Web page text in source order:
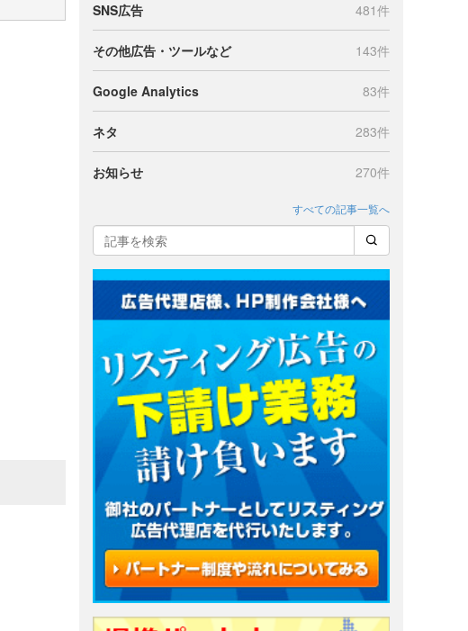
SNS広告 481件
その他広告・ツールなど 143件
Google Analytics 83件
ネタ 283件
お知らせ 270件
すべての記事一覧へ